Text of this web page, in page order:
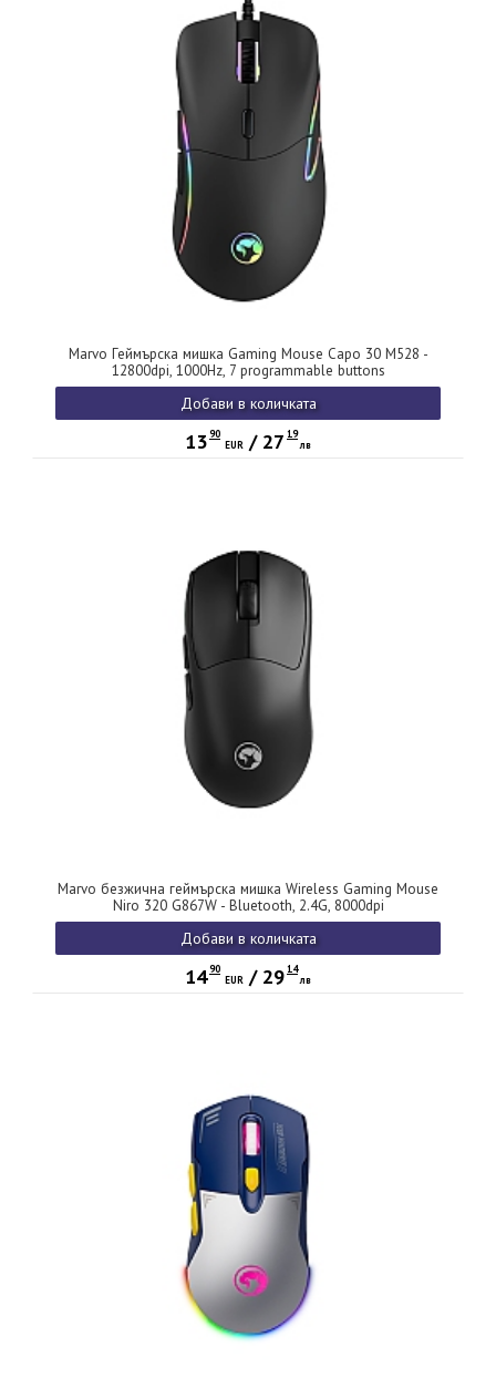
Marvo Геймърска мишка Gaming Mouse Capo 30 M528 -
12800dpi, 1000Hz, 7 programmable buttons
Добави в количката
1390
EUR / 27 19
лв
Marvo безжична геймърска мишка Wireless Gaming Mouse
Niro 320 G867W - Bluetooth, 2.4G, 8000dpi
Добави в количката
1490
EUR / 2914
лв